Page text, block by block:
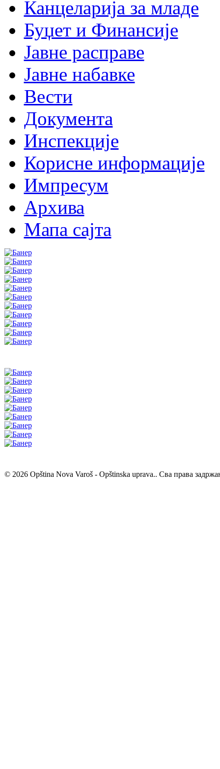
Канцеларија за младе
Буџет и Финансије
Јавне расправе
Јавне набавке
Вести
Документа
Инспекције
Корисне информације
Импресум
Архива
Мапа сајта
© 2026 Opština Nova Varoš - Opštinska uprava.. Сва права